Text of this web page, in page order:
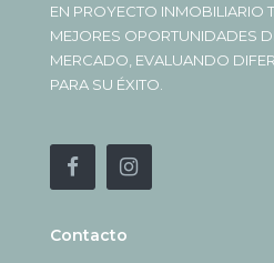
EN PROYECTO INMOBILIARIO
MEJORES OPORTUNIDADES
MERCADO, EVALUANDO
PARA SU ÉXITO.
Contacto